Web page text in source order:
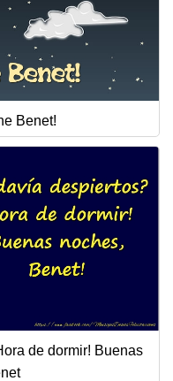
Benet!
de dormir! Buenas